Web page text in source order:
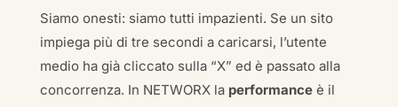
Siamo onesti: siamo tutti impazienti. Se un sito
impiega più di tre secondi a caricarsi, l’utente
medio ha già cliccato sulla “X” ed è passato alla
concorrenza. In NETWORX la performanceè il